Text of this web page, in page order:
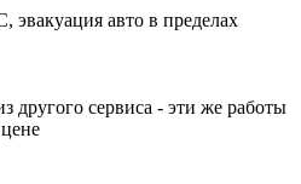
авто в пределах
другого сервиса - эти же работы